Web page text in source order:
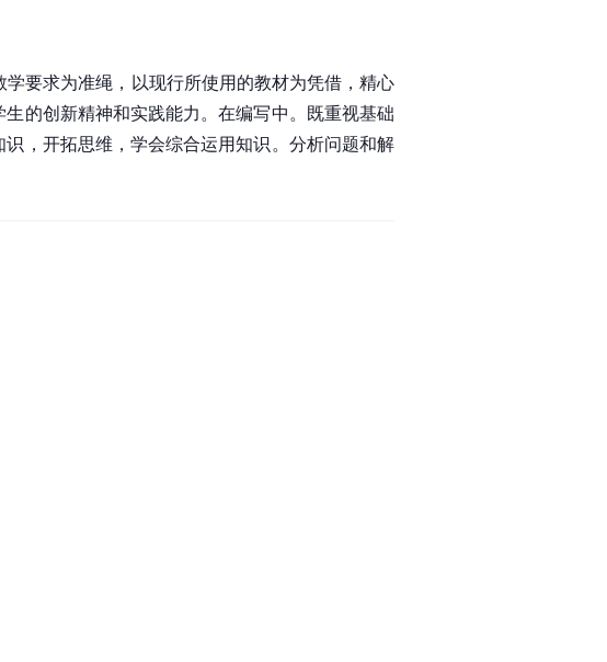
学要求为准绳，以现行所使用的教材为凭借，精心
的创新精神和实践能力。在编写中。既重视基础
，开拓思维，学会综合运用知识。分析问题和解